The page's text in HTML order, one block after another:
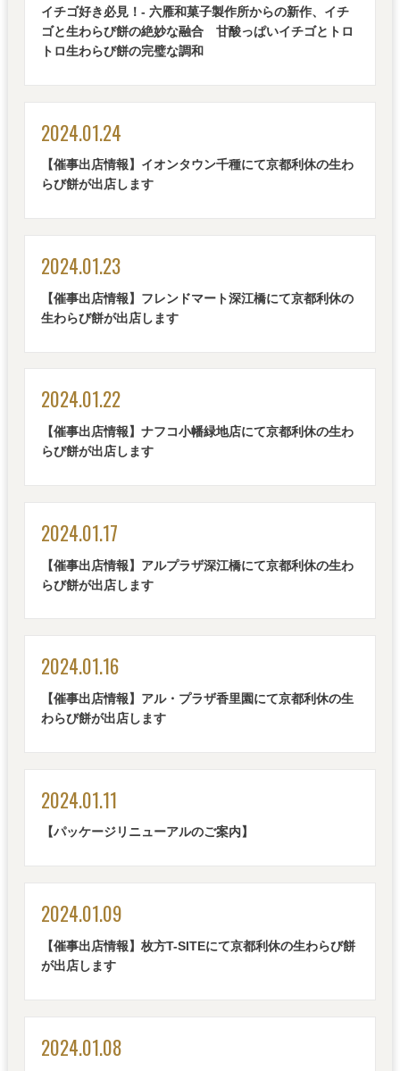
イチゴ好き必見！- 六雁和菓子製作所からの新作、イチ
ゴと生わらび餅の絶妙な融合 甘酸っぱいイチゴとトロ
トロ生わらび餅の完璧な調和
2024.01.24
【催事出店情報】イオンタウン千種にて京都利休の生わ
らび餅が出店します
2024.01.23
【催事出店情報】フレンドマート深江橋にて京都利休の
生わらび餅が出店します
2024.01.22
【催事出店情報】ナフコ小幡緑地店にて京都利休の生わ
らび餅が出店します
2024.01.17
【催事出店情報】アルプラザ深江橋にて京都利休の生わ
らび餅が出店します
2024.01.16
【催事出店情報】アル・プラザ香里園にて京都利休の生
わらび餅が出店します
2024.01.11
【パッケージリニューアルのご案内】
2024.01.09
【催事出店情報】枚方T-SITEにて京都利休の生わらび餅
が出店します
2024.01.08